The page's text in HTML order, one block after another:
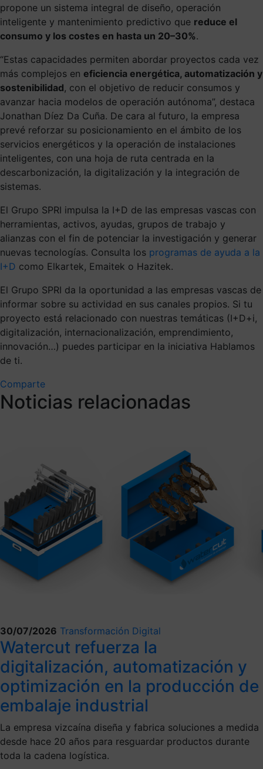
propone un sistema integral de diseño, operación
inteligente y mantenimiento predictivo que reduce el
consumo y los costes en hasta un 20–30%.
“Estas capacidades permiten abordar proyectos cada vez
más complejos en eficiencia energética, automatización y
sostenibilidad, con el objetivo de reducir consumos y
avanzar hacia modelos de operación autónoma”, destaca
Jonathan Díez Da Cuña. De cara al futuro, la empresa
prevé reforzar su posicionamiento en el ámbito de los
servicios energéticos y la operación de instalaciones
inteligentes, con una hoja de ruta centrada en la
descarbonización, la digitalización y la integración de
sistemas.
El Grupo SPRI impulsa la I+D de las empresas vascas con
herramientas, activos, ayudas, grupos de trabajo y
alianzas con el fin de potenciar la investigación y generar
nuevas tecnologías. Consulta los programas de ayuda a la
I+D como Elkartek, Emaitek o Hazitek.
El Grupo SPRI da la oportunidad a las empresas vascas de
informar sobre su actividad en sus canales propios. Si tu
proyecto está relacionado con nuestras temáticas (I+D+i,
digitalización, internacionalización, emprendimiento,
innovación…) puedes participar en la iniciativa Hablamos
de ti.
Comparte
Noticias relacionadas
30/07/2026 Transformación Digital
Watercut refuerza la
digitalización, automatización y
optimización en la producción de
embalaje industrial
La empresa vizcaína diseña y fabrica soluciones a medida
desde hace 20 años para resguardar productos durante
toda la cadena logística.